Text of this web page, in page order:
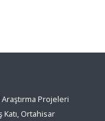
Projeleri
Ortahisar